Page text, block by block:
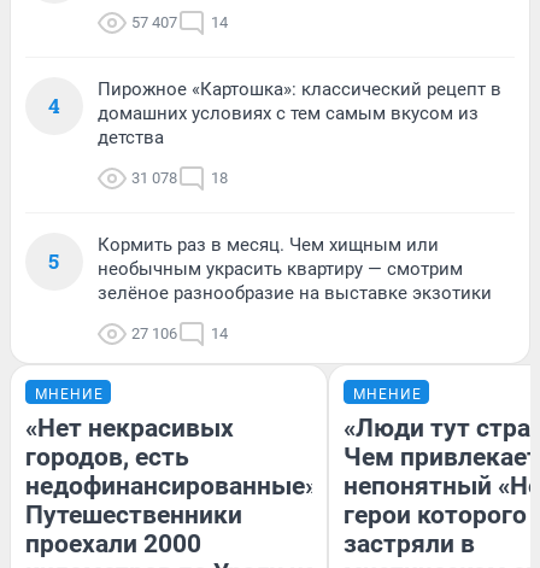
57 407 14
4
Пирожное «Картошка»: классический рецепт в
домашних условиях с тем самым вкусом из
детства
31 078 18
5
Кормить раз в месяц. Чем хищным или
необычным украсить квартиру — смотрим
зелёное разнообразие на выставке экзотики
27 106 14
МНЕНИЕ
«Нет некрасивых
городов, есть
недофинансированные».
Путешественники
проехали 2000
МНЕНИЕ
«Люди тут
Чем привлекает
непонятный
герои которого
застряли в